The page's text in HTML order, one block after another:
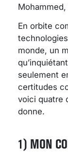
En orbite
monde, un
seulement
certitudes
voici quatre
donne.
1) MON